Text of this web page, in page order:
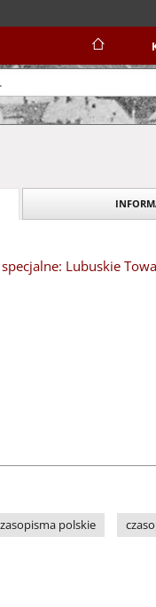
Lubuskie
polskie